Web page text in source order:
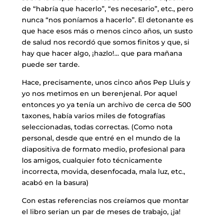
de “habría que hacerlo”, “es necesario”, etc., pero
nunca “nos poníamos a hacerlo”. El detonante es
que hace esos más o menos cinco años, un susto
de salud nos recordó que somos finitos y que, si
hay que hacer algo, ¡hazlo!… que para mañana
puede ser tarde.
Hace, precisamente, unos cinco años Pep Lluís y
yo nos metimos en un berenjenal. Por aquel
entonces yo ya tenía un archivo de cerca de 500
taxones, había varios miles de fotografías
seleccionadas, todas correctas. (Como nota
personal, desde que entré en el mundo de la
diapositiva de formato medio, profesional para
los amigos, cualquier foto técnicamente
incorrecta, movida, desenfocada, mala luz, etc.,
acabó en la basura)
Con estas referencias nos creíamos que montar
el libro serian un par de meses de trabajo, ¡ja!